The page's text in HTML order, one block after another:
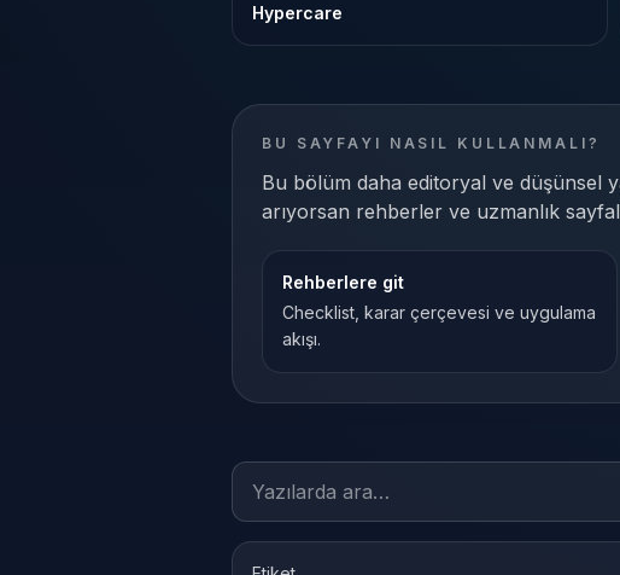
Hypercare
BU SAYFAYI NASIL KULLANMALI?
Bu bölüm daha editoryal ve düşünsel
arıyorsan rehberler ve uzmanlık
Rehberlere git
Checklist, karar çerçevesi ve uygulama
akışı.
Yazılarda ara